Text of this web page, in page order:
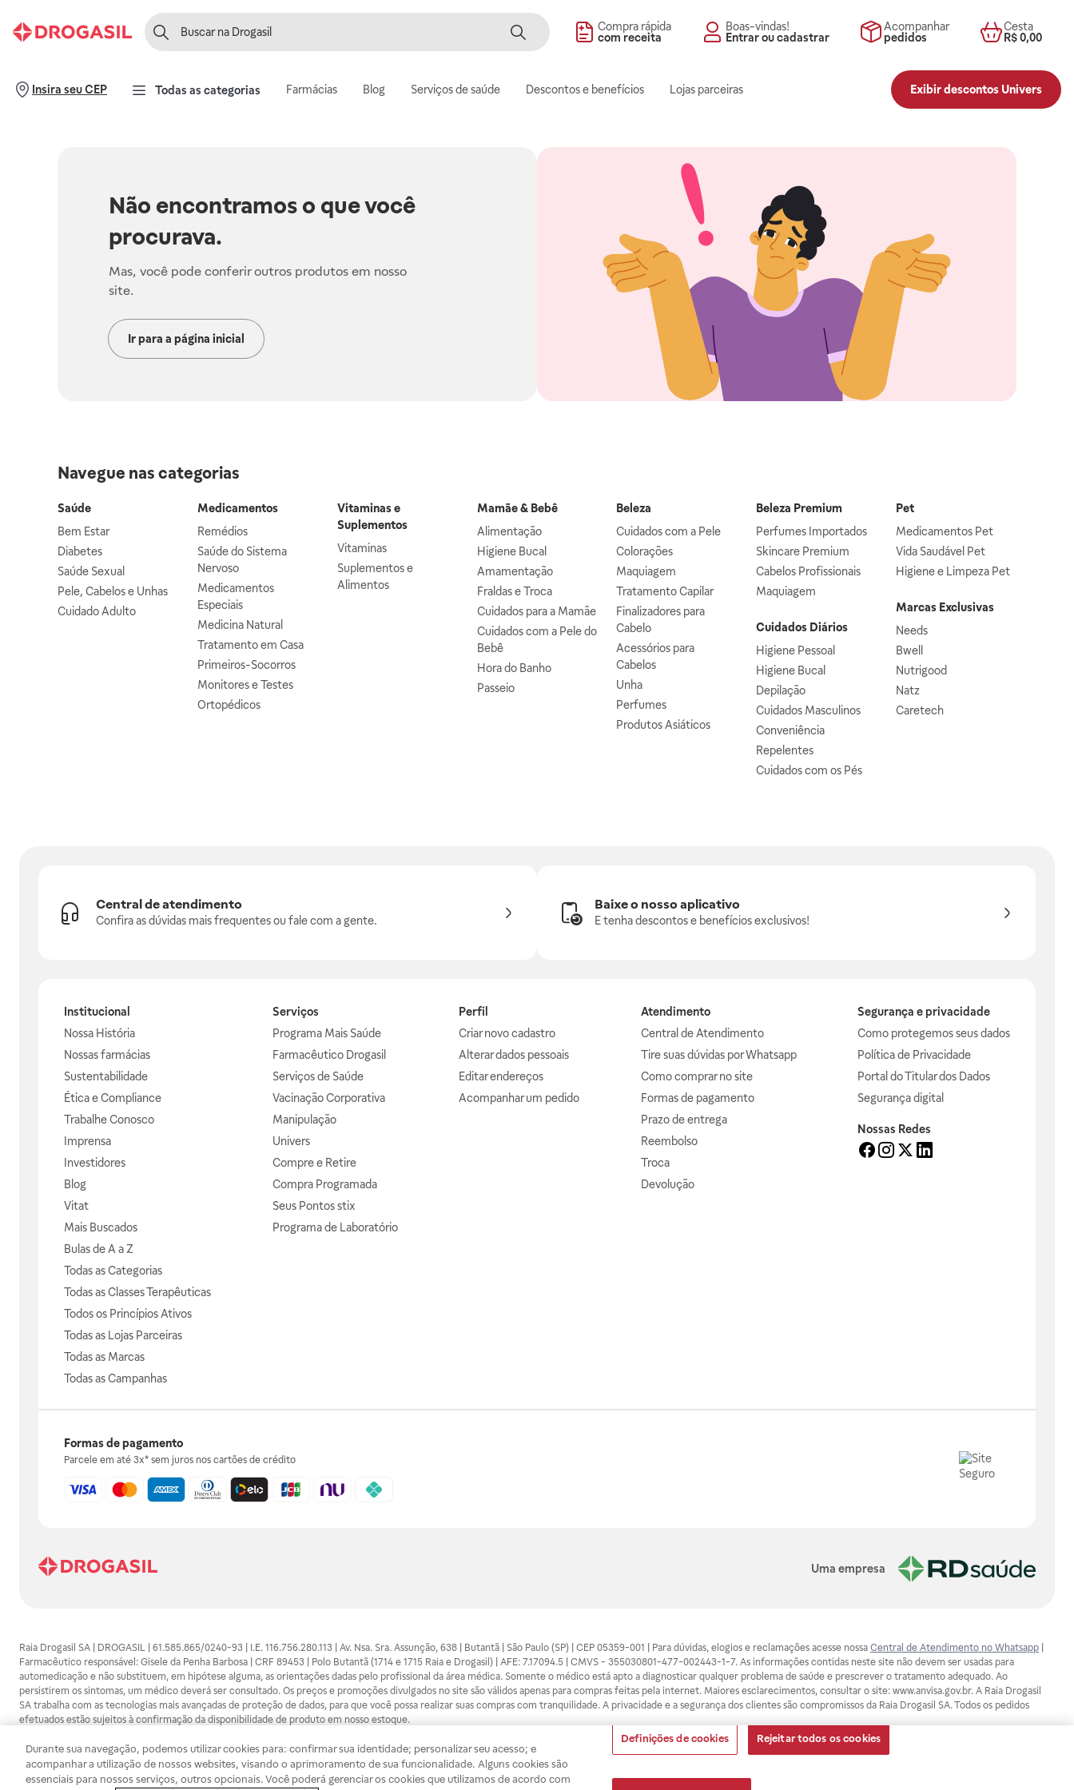
Compra rápida
com receita
Boas-vindas!
Entrar ou cadastrar
Acompanhar
pedidos
Cesta
R$ 0,00
Insira seu CEP Todas as categorias Farmácias Blog Serviços de saúde Descontos e benefícios Lojas parceiras Exibir descontos Univers
Não encontramos o que você
procurava.
Mas, você pode conferir outros produtos em nosso
site.
Ir para a página inicial
Navegue nas categorias
Saúde
Bem Estar
Diabetes
Saúde Sexual
Pele, Cabelos e Unhas
Cuidado Adulto
Medicamentos
Remédios
Saúde do Sistema
Nervoso
Medicamentos
Especiais
Medicina Natural
Tratamento em Casa
Primeiros-Socorros
Monitores e Testes
Ortopédicos
Vitaminas e
Suplementos
Vitaminas
Suplementos e
Alimentos
Mamãe & Bebê
Alimentação
Higiene Bucal
Amamentação
Fraldas e Troca
Cuidados para a Mamãe
Cuidados com a Pele do
Bebê
Hora do Banho
Passeio
Beleza
Cuidados com a Pele
Colorações
Maquiagem
Tratamento Capilar
Finalizadores para
Cabelo
Acessórios para
Cabelos
Unha
Perfumes
Produtos Asiáticos
Beleza Premium
Perfumes Importados
Skincare Premium
Cabelos Profissionais
Maquiagem
Cuidados Diários
Higiene Pessoal
Higiene Bucal
Depilação
Cuidados Masculinos
Conveniência
Repelentes
Cuidados com os Pés
Pet
Medicamentos Pet
Vida Saudável Pet
Higiene e Limpeza Pet
Marcas Exclusivas
Needs
Bwell
Nutrigood
Natz
Caretech
Central de atendimento
Confira as dúvidas mais frequentes ou fale com a gente.
Baixe o nosso aplicativo
E tenha descontos e benefícios exclusivos!
Institucional
Nossa História
Nossas farmácias
Sustentabilidade
Ética e Compliance
Trabalhe Conosco
Imprensa
Investidores
Blog
Vitat
Mais Buscados
Bulas de A a Z
Todas as Categorias
Todas as Classes Terapêuticas
Todos os Princípios Ativos
Todas as Lojas Parceiras
Todas as Marcas
Todas as Campanhas
Serviços
Programa Mais Saúde
Farmacêutico Drogasil
Serviços de Saúde
Vacinação Corporativa
Manipulação
Univers
Compre e Retire
Compra Programada
Seus Pontos stix
Programa de Laboratório
Perfil
Criar novo cadastro
Alterar dados pessoais
Editar endereços
Acompanhar um pedido
Atendimento
Central de Atendimento
Tire suas dúvidas por Whatsapp
Como comprar no site
Formas de pagamento
Prazo de entrega
Reembolso
Troca
Devolução
Segurança e privacidade
Como protegemos seus dados
Política de Privacidade
Portal do Titular dos Dados
Segurança digital
Nossas Redes
Formas de pagamento
Parcele em até 3x* sem juros nos cartões de crédito
Uma empresa
Raia Drogasil SA | DROGASIL | 61.585.865/0240-93 | I.E. 116.756.280.113 | Av. Nsa. Sra. Assunção, 638 | Butantã | São Paulo (SP) | CEP 05359-001 | Para dúvidas, elogios e reclamações acesse nossa Central de Atendimento no Whatsapp
Farmacêutico responsável: Gisele da Penha Barbosa | CRF 89453 | Polo Butantã (1714 e 1715 Raia e Drogasil) | AFE: 7.17094.5 | CMVS - 355030801-477-002443-1-7. As informações contidas neste site não devem ser usadas para
automedicação e não substituem, em hipótese alguma, as orientações dadas pelo profissional da área médica. Somente o médico está apto a diagnosticar qualquer problema de saúde e prescrever o tratamento adequado. Ao
persistirem os sintomas, um médico deverá ser consultado. Os preços e promoções divulgados no site são válidos apenas para compras feitas pela internet. Maiores esclarecimentos, consultar o site: www.anvisa.gov.br. A Raia Drogasil
SA trabalha com as tecnologias mais avançadas de proteção de dados, para que você possa realizar suas compras com tranquilidade. A privacidade e a segurança dos clientes são compromissos da Raia Drogasil SA. Todos os pedidos
efetuados estão sujeitos à confirmação da disponibilidade de produto em nosso estoque.
ADrogasilsegue as determinações da
Durante sua navegação, podemos utilizar cookies para: confirmar sua identidade; personalizar seu acesso; e
acompanhar a utilização de nossos websites, visando o aprimoramento de sua funcionalidade. Alguns cookies são
essenciais para nossos serviços, outros opcionais. Você poderá gerenciar os cookies que utilizamos de acordo com
Definições de cookies Rejeitar todos os cookies